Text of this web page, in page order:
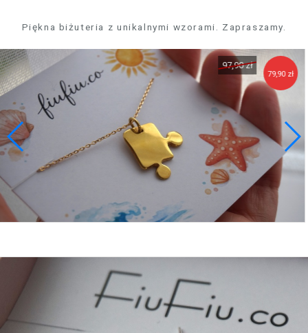
Piękna biżuteria z unikalnymi wzorami. Zapraszamy.
129,90 zł
111,90 zł